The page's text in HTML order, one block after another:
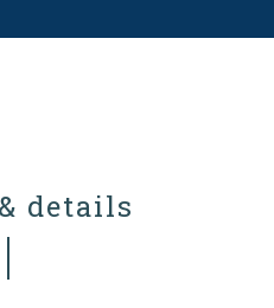
details